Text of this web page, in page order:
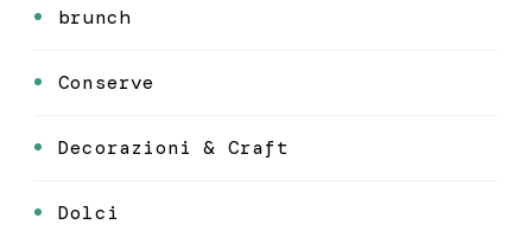
brunch
Conserve
Decorazioni & Craft
Dolci